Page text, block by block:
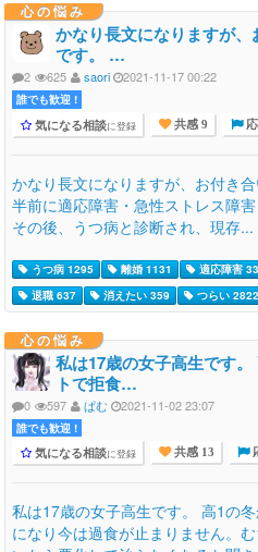
心の悩み
かなり長文になりますが
です。 …
2 625 saori 2021-11-17 00:22
誰でも歓迎 !
気になる相談に登録 共感 9 応
かなり長文になりますが、お付き
半前に適応障害・急性ストレス障
その後、うつ病と診断され、現存...
うつ病 1295 離婚 1131 適応障害
退職 637
消えたい 359 つらい 2822
心の悩み
私は17歳の女子高生です
トで拒食…
0 597 ぱむ 2021-11-02 23:07
誰でも歓迎 !
気になる相談に登録 共感 13
私は17歳の女子高生です。 高1の
になり今は過食が止まりません。